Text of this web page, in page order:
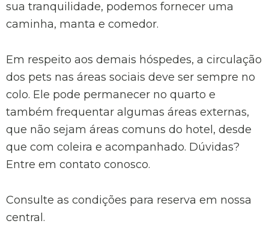
sua tranquilidade, podemos fornecer uma
caminha, manta e comedor.
Em respeito aos demais hóspedes, a circulação
dos pets nas áreas sociais deve ser sempre no
colo. Ele pode permanecer no quarto e
também frequentar algumas áreas externas,
que não sejam áreas comuns do hotel, desde
que com coleira e acompanhado. Dúvidas?
Entre em contato conosco.
Consulte as condições para reserva em nossa
central.